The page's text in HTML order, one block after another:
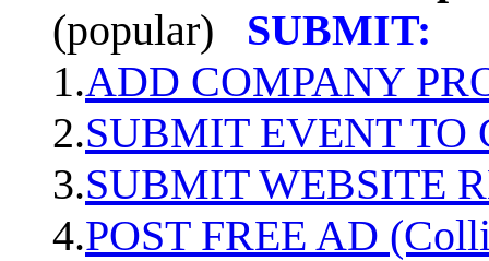
(popular)
SUBMIT:
1.ADD COMPANY
2.SUBMIT EVENT TO
3.SUBMIT WEBSITE
4.POST FREE AD